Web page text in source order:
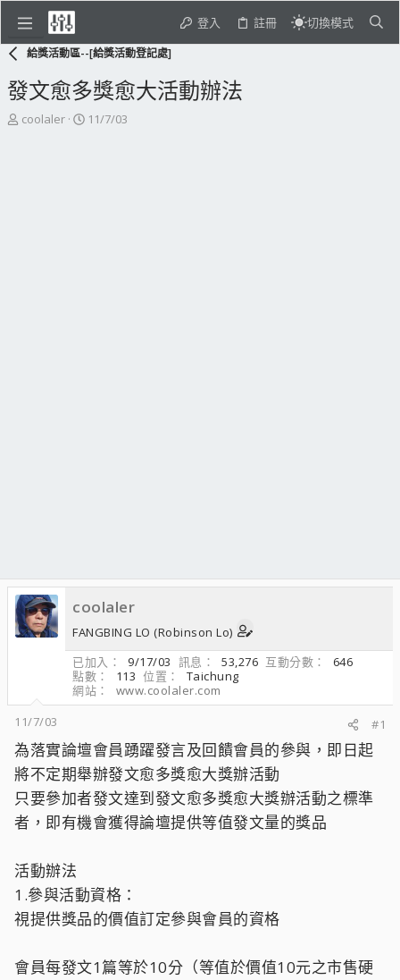
登入 註冊 切換模式
給獎活動區--[給獎活動登記處]
發文愈多獎愈大活動辦法
主
coolaler
開
11/7/03
coolaler
FANGBING LO (Robinson Lo)
已加入
9/17/03 訊息 53,276 互動分數
646
點數
113 位置
Taichung
網站
www.coolaler.com
11/7/03
#1
為落實論壇會員踴躍發言及回饋會員的參與，即日起
將不定期舉辦發文愈多獎愈大獎辦活動
只要參加者發文達到發文愈多獎愈大獎辦活動之標準
者，即有機會獲得論壇提供等值發文量的獎品
活動辦法
1.參與活動資格：
視提供獎品的價值訂定參與會員的資格
會員每發文1篇等於10分（等值於價值10元之市售硬